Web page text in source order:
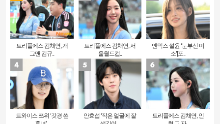
트리플에스 김채연, 개
그맨 김규..
트리플에스 김채연, 서
울월드컵..
엔믹스 설윤 ‘눈부신 미
소’[포..
트와이스 쯔위 ‘갓경 쓴
안효섭 ‘작은 얼굴에 잘
트리플에스 김채연, 인